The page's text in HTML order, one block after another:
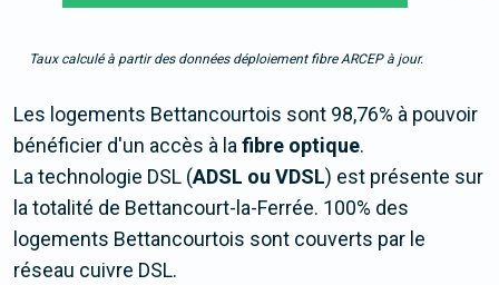
Taux calculé à partir des données déploiement fibre ARCEP à jour.
Les logements Bettancourtois sont 98,76% à pouvoir
bénéficier d'un accès à lafibre optique.
La technologie DSL (ADSL ou VDSL) est présente sur
la totalité de Bettancourt-la-Ferrée. 100% des
logements Bettancourtois sont couverts par le
réseau cuivre DSL.